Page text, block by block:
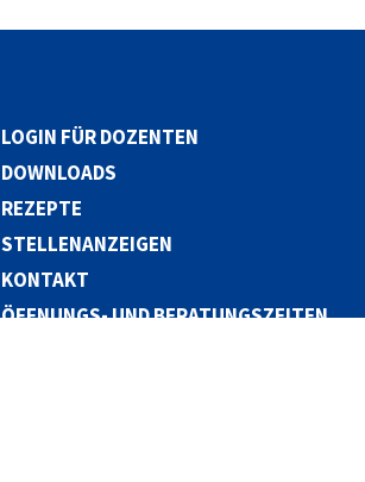
LOGIN FÜR DOZENTEN
DOWNLOADS
REZEPTE
STELLENANZEIGEN
KONTAKT
ÖFFNUNGS- UND BERATUNGSZEITEN